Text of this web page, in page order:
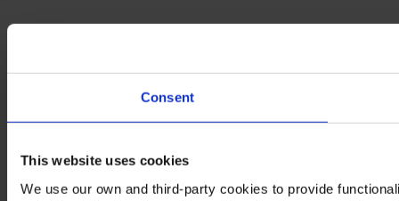
Consent
This website uses cookies
We use our own and third-party cookies to provide